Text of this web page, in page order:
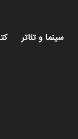
سینما و تئاتر